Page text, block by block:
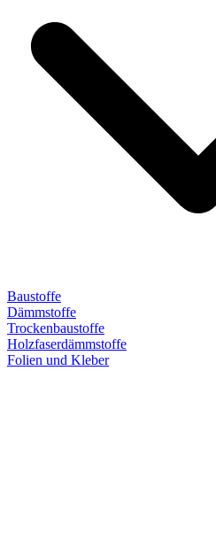
Baustoffe
Dämmstoffe
Trockenbaustoffe
Holzfaserdämmstoffe
Folien und Kleber